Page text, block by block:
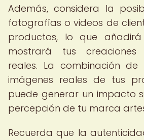
Además, considera la
fotografías o videos de
productos, lo que
mostrará tus creaciones
reales. La combinación de
imágenes reales de tus
puede generar un impacto
percepción de tu marca
Recuerda que la